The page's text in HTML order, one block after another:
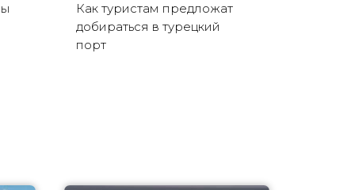
Как туристам предложат
добираться в турецкий
порт